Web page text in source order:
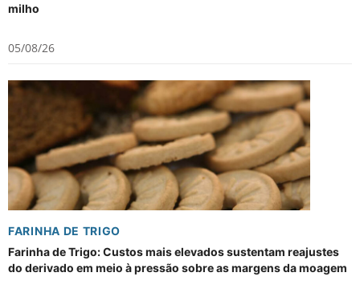
milho
05/08/26
FARINHA DE TRIGO
Farinha de Trigo: Custos mais elevados sustentam reajustes
do derivado em meio à pressão sobre as margens da moagem